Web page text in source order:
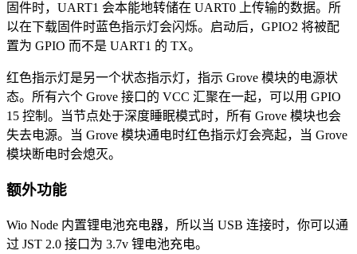
固件时，UART1 会本能地转储在 UART0 上传输的数据。所
以在下载固件时蓝色指示灯会闪烁。启动后，GPIO2 将被配
置为 GPIO 而不是 UART1 的 TX。
红色指示灯是另一个状态指示灯，指示 Grove 模块的电源状
态。所有六个 Grove 接口的 VCC 汇聚在一起，可以用 GPIO
15 控制。当节点处于深度睡眠模式时，所有 Grove 模块也会
失去电源。当 Grove 模块通电时红色指示灯会亮起，当 Grove
模块断电时会熄灭。
额外功能
Wio Node 内置锂电池充电器，所以当 USB 连接时，你可以通
过 JST 2.0 接口为 3.7v 锂电池充电。